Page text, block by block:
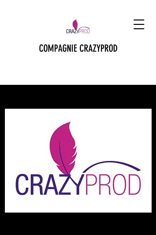
COMPAGNIE CRAZYPROD